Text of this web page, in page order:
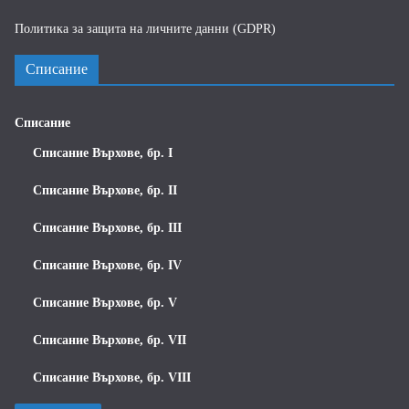
Политика за защита на личните данни (GDPR)
Списание
Списание
Списание Върхове, бр. I
Списание Върхове, бр. II
Списание Върхове, бр. III
Списание Върхове, бр. IV
Списание Върхове, бр. V
Списание Върхове, бр. VII
Списание Върхове, бр. VIII